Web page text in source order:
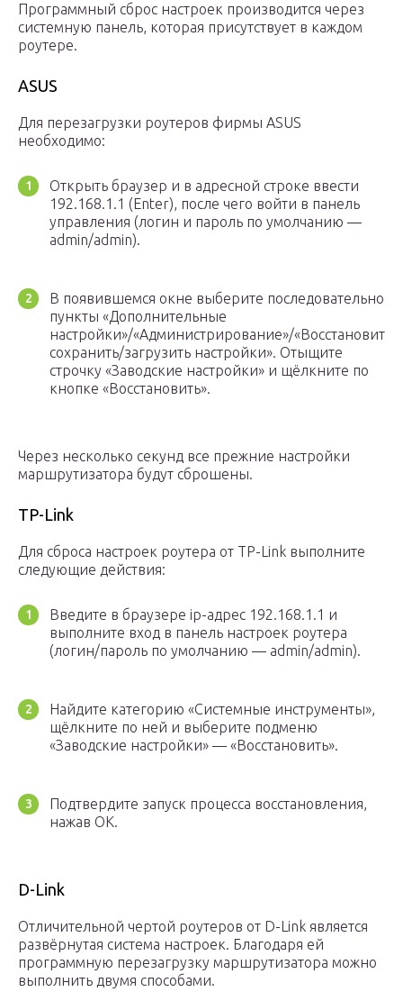
Программный сброс настроек производится через
системную панель, которая присутствует в каждом
роутере.
ASUS
Для перезагрузки роутеров фирмы ASUS
необходимо:
Открыть браузер и в адресной строке ввести
192.168.1.1 (Enter), после чего войти в панель
управления (логин и пароль по умолчанию —
admin/admin).
В появившемся окне выберите последовательно
пункты «Дополнительные
настройки»/«Администрирование»/«Восстановить/
сохранить/загрузить настройки». Отыщите
строчку «Заводские настройки» и щёлкните по
кнопке «Восстановить».
Через несколько секунд все прежние настройки
маршрутизатора будут сброшены.
TP-Link
Для сброса настроек роутера от TP-Link выполните
следующие действия:
Введите в браузере ip-адрес 192.168.1.1 и
выполните вход в панель настроек роутера
(логин/пароль по умолчанию — admin/admin).
Найдите категорию «Системные инструменты»,
щёлкните по ней и выберите подменю
«Заводские настройки» — «Восстановить».
Подтвердите запуск процесса восстановления,
нажав ОК.
D-Link
Отличительной чертой роутеров от D-Link является
развёрнутая система настроек. Благодаря ей
программную перезагрузку маршрутизатора можно
выполнить двумя способами.